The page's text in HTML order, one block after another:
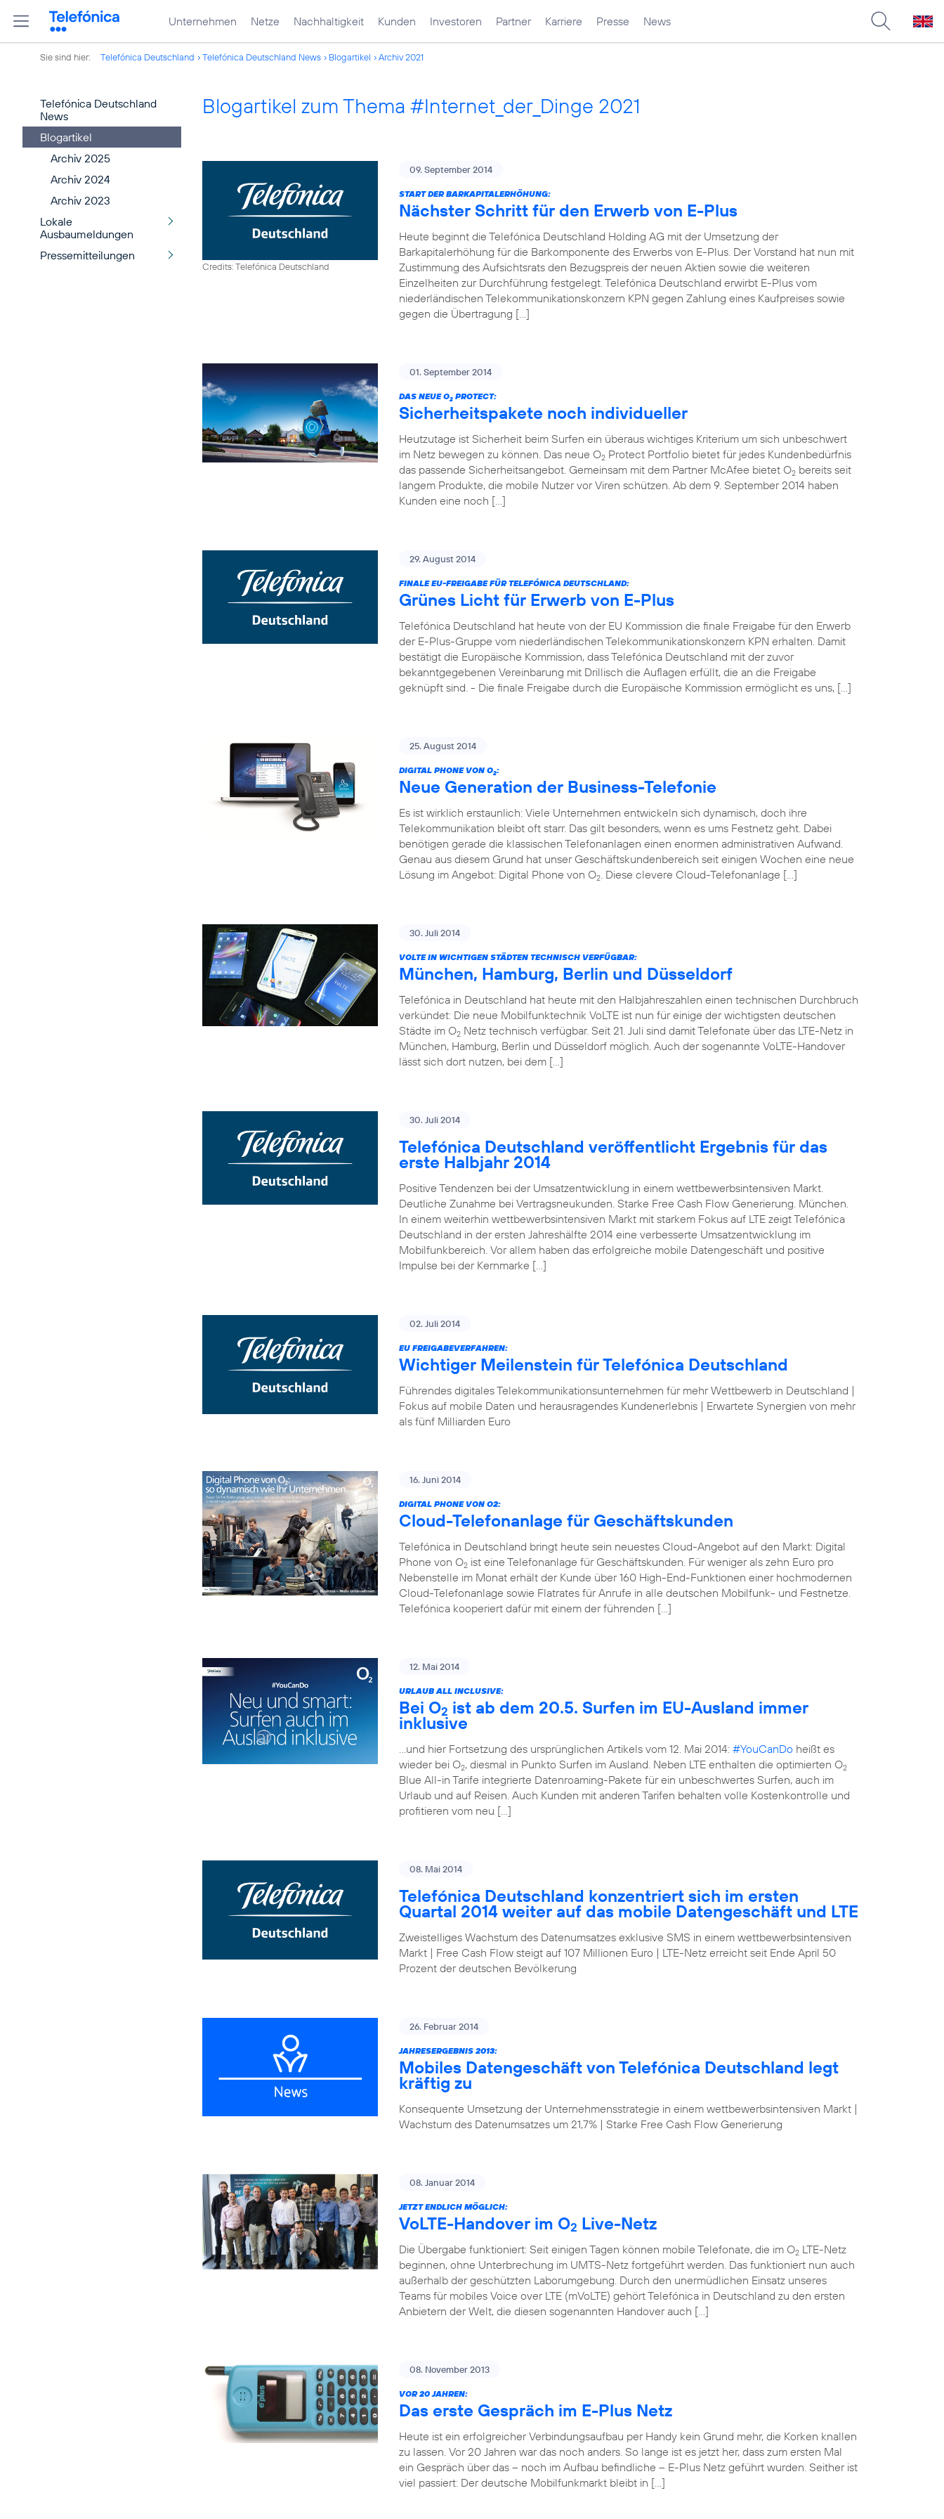
Unternehmen Netze Nachhaltigkeit Kunden Investoren Partner Karriere Presse News
Sie sind hier: Telefónica Deutschland Telefónica Deutschland News Blogartikel Archiv 2021
Telefónica Deutschland
News
Blogartikel
Archiv 2025
Archiv 2024
Archiv 2023
Lokale
Ausbaumeldungen
Pressemitteilungen
Blogartikel zum Thema #Internet_der_Dinge 2021
Credits: Telefónica Deutschland
09. September 2014
START DER BARKAPITALERHÖHUNG:
Nächster Schritt für den Erwerb von E-Plus
Heute beginnt die Telefónica Deutschland Holding AG mit der Umsetzung der
Barkapitalerhöhung für die Barkomponente des Erwerbs von E-Plus. Der Vorstand hat nun mit
Zustimmung des Aufsichtsrats den Bezugspreis der neuen Aktien sowie die weiteren
Einzelheiten zur Durchführung festgelegt. Telefónica Deutschland erwirbt E-Plus vom
niederländischen Telekommunikationskonzern KPN gegen Zahlung eines Kaufpreises sowie
gegen die Übertragung […]
01. September 2014
DAS NEUE O2 PROTECT:
Sicherheitspakete noch individueller
Heutzutage ist Sicherheit beim Surfen ein überaus wichtiges Kriterium um sich unbeschwert
im Netz bewegen zu können. Das neue O2 Protect Portfolio bietet für jedes Kundenbedürfnis
das passende Sicherheitsangebot. Gemeinsam mit dem Partner McAfee bietet O2 bereits seit
langem Produkte, die mobile Nutzer vor Viren schützen. Ab dem 9. September 2014 haben
Kunden eine noch […]
29. August 2014
FINALE EU-FREIGABE FÜR TELEFÓNICA DEUTSCHLAND:
Grünes Licht für Erwerb von E-Plus
Telefónica Deutschland hat heute von der EU Kommission die finale Freigabe für den Erwerb
der E-Plus-Gruppe vom niederländischen Telekommunikationskonzern KPN erhalten. Damit
bestätigt die Europäische Kommission, dass Telefónica Deutschland mit der zuvor
bekanntgegebenen Vereinbarung mit Drillisch die Auflagen erfüllt, die an die Freigabe
geknüpft sind. - Die finale Freigabe durch die Europäische Kommission ermöglicht es uns, […]
25. August 2014
DIGITAL PHONE VON O2:
Neue Generation der Business-Telefonie
Es ist wirklich erstaunlich: Viele Unternehmen entwickeln sich dynamisch, doch ihre
Telekommunikation bleibt oft starr. Das gilt besonders, wenn es ums Festnetz geht. Dabei
benötigen gerade die klassischen Telefonanlagen einen enormen administrativen Aufwand.
Genau aus diesem Grund hat unser Geschäftskundenbereich seit einigen Wochen eine neue
Lösung im Angebot: Digital Phone von O2. Diese clevere Cloud-Telefonanlage […]
30. Juli 2014
VOLTE IN WICHTIGEN STÄDTEN TECHNISCH VERFÜGBAR:
München, Hamburg, Berlin und Düsseldorf
Telefónica in Deutschland hat heute mit den Halbjahreszahlen einen technischen Durchbruch
verkündet: Die neue Mobilfunktechnik VoLTE ist nun für einige der wichtigsten deutschen
Städte im O2 Netz technisch verfügbar. Seit 21. Juli sind damit Telefonate über das LTE-Netz in
München, Hamburg, Berlin und Düsseldorf möglich. Auch der sogenannte VoLTE-Handover
lässt sich dort nutzen, bei dem […]
30. Juli 2014
Telefónica Deutschland veröffentlicht Ergebnis für das
erste Halbjahr 2014
Positive Tendenzen bei der Umsatzentwicklung in einem wettbewerbsintensiven Markt.
Deutliche Zunahme bei Vertragsneukunden. Starke Free Cash Flow Generierung. München.
In einem weiterhin wettbewerbsintensiven Markt mit starkem Fokus auf LTE zeigt Telefónica
Deutschland in der ersten Jahreshälfte 2014 eine verbesserte Umsatzentwicklung im
Mobilfunkbereich. Vor allem haben das erfolgreiche mobile Datengeschäft und positive
Impulse bei der Kernmarke […]
02. Juli 2014
EU FREIGABEVERFAHREN:
Wichtiger Meilenstein für Telefónica Deutschland
Führendes digitales Telekommunikationsunternehmen für mehr Wettbewerb in Deutschland |
Fokus auf mobile Daten und herausragendes Kundenerlebnis | Erwartete Synergien von mehr
als fünf Milliarden Euro
16. Juni 2014
DIGITAL PHONE VON O2:
Cloud-Telefonanlage für Geschäftskunden
Telefónica in Deutschland bringt heute sein neuestes Cloud-Angebot auf den Markt: Digital
Phone von O2 ist eine Telefonanlage für Geschäftskunden. Für weniger als zehn Euro pro
Nebenstelle im Monat erhält der Kunde über 160 High-End-Funktionen einer hochmodernen
Cloud-Telefonanlage sowie Flatrates für Anrufe in alle deutschen Mobilfunk- und Festnetze.
Telefónica kooperiert dafür mit einem der führenden […]
12. Mai 2014
URLAUB ALL INCLUSIVE:
Bei O2 ist ab dem 20.5. Surfen im EU-Ausland immer
inklusive
…und hier Fortsetzung des ursprünglichen Artikels vom 12. Mai 2014: #YouCanDo heißt es
wieder bei O2, diesmal in Punkto Surfen im Ausland. Neben LTE enthalten die optimierten O2
Blue All-in Tarife integrierte Datenroaming-Pakete für ein unbeschwertes Surfen, auch im
Urlaub und auf Reisen. Auch Kunden mit anderen Tarifen behalten volle Kostenkontrolle und
profitieren vom neu […]
08. Mai 2014
Telefónica Deutschland konzentriert sich im ersten
Quartal 2014 weiter auf das mobile Datengeschäft und LTE
Zweistelliges Wachstum des Datenumsatzes exklusive SMS in einem wettbewerbsintensiven
Markt | Free Cash Flow steigt auf 107 Millionen Euro | LTE-Netz erreicht seit Ende April 50
Prozent der deutschen Bevölkerung
26. Februar 2014
JAHRESERGEBNIS 2013:
Mobiles Datengeschäft von Telefónica Deutschland legt
kräftig zu
Konsequente Umsetzung der Unternehmensstrategie in einem wettbewerbsintensiven Markt |
Wachstum des Datenumsatzes um 21,7% | Starke Free Cash Flow Generierung
08. Januar 2014
JETZT ENDLICH MÖGLICH:
VoLTE-Handover im O2 Live-Netz
Die Übergabe funktioniert: Seit einigen Tagen können mobile Telefonate, die im O2 LTE-Netz
beginnen, ohne Unterbrechung im UMTS-Netz fortgeführt werden. Das funktioniert nun auch
außerhalb der geschützten Laborumgebung. Durch den unermüdlichen Einsatz unseres
Teams für mobiles Voice over LTE (mVoLTE) gehört Telefónica in Deutschland zu den ersten
Anbietern der Welt, die diesen sogenannten Handover auch […]
08. November 2013
VOR 20 JAHREN:
Das erste Gespräch im E-Plus Netz
Heute ist ein erfolgreicher Verbindungsaufbau per Handy kein Grund mehr, die Korken knallen
zu lassen. Vor 20 Jahren war das noch anders. So lange ist es jetzt her, dass zum ersten Mal
ein Gespräch über das – noch im Aufbau befindliche – E-Plus Netz geführt wurden. Seither ist
viel passiert: Der deutsche Mobilfunkmarkt bleibt in […]